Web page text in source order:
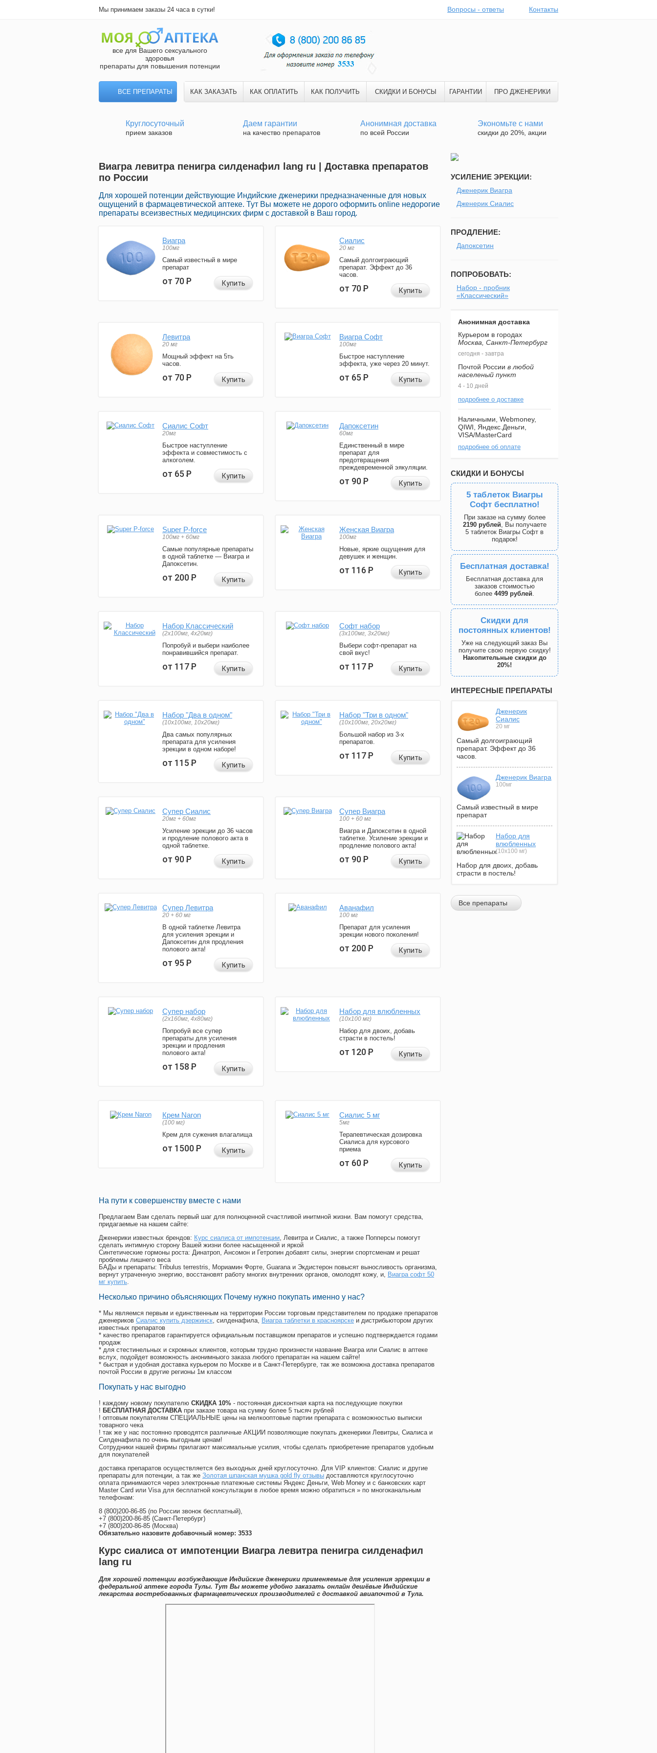
Мы принимаем заказы 24 часа в сутки! Вопросы - ответы Контакты
все для Вашего сексуального
здоровья
препараты для повышения потенции
ВСЕ ПРЕПАРАТЫ КАК ЗАКАЗАТЬ КАК ОПЛАТИТЬ КАК ПОЛУЧИТЬ СКИДКИ И БОНУСЫ ГАРАНТИИ ПРО ДЖЕНЕРИКИ
Круглосуточный
прием заказов
Даем гарантии
на качество препаратов
Анонимная доставка
по всей России
Экономьте с нами
скидки до 20%, акции
Виагра левитра пенигра силденафил lang ru | Доставка препаратов
по России
Для хорошей потенции действующие Индийские дженерики предназначенные для новых
ощущений в фармацевтической аптеке. Тут Вы можете не дорого оформить online недорогие
препараты всеизвестных медицинских фирм с доставкой в Ваш город.
Виагра
100мг
Самый известный в мире
препарат
от 70Р Купить
Сиалис
20 мг
Самый долгоиграющий
препарат. Эффект до 36
часов.
от 70Р Купить
Левитра
20 мг
Мощный эффект на 5ть
часов.
от 70Р Купить
Виагра Софт
100мг
Быстрое наступление
эффекта, уже через 20 минут.
от 65Р Купить
Сиалис Софт
20мг
Быстрое наступление
эффекта и совместимость с
алкоголем.
от 65Р Купить
Дапоксетин
60мг
Единственный в мире
препарат для
предотвращения
преждевременной эякуляции.
от 90Р Купить
Super P-force
100мг + 60мг
Самые популярные препараты
в одной таблетке — Виагра и
Дапоксетин.
от 200Р Купить
Женская Виагра
100мг
Новые, яркие ощущения для
девушек и женщин.
от 116Р Купить
Набор Классический
(2x100мг, 4x20мг)
Попробуй и выбери наиболее
понравившийся препарат.
от 117Р Купить
Софт набор
(3x100мг, 3x20мг)
Выбери софт-препарат на
свой вкус!
от 117Р Купить
Набор "Два в одном"
(10x100мг, 10x20мг)
Два самых популярных
препарата для усиления
эрекции в одном наборе!
от 115Р Купить
Набор "Три в одном"
(10x100мг, 20x20мг)
Большой набор из 3-х
препаратов.
от 117Р Купить
Супер Сиалис
20мг + 60мг
Усиление эрекции до 36 часов
и продление полового акта в
одной таблетке.
от 90Р Купить
Супер Виагра
100 + 60 мг
Виагра и Дапоксетин в одной
таблетке. Усиление эрекции и
продление полового акта!
от 90Р Купить
Супер Левитра
20 + 60 мг
В одной таблетке Левитра
для усиления эрекции и
Дапоксетин для продления
полового акта!
от 95Р Купить
Аванафил
100 мг
Препарат для усиления
эрекции нового поколения!
от 200Р Купить
Супер набор
(2х160мг, 4х80мг)
Попробуй все супер
препараты для усиления
эрекции и продления
полового акта!
от 158Р Купить
Набор для влюбленных
(10х100 мг)
Набор для двоих, добавь
страсти в постель!
от 120Р Купить
Крем Naron
(100 мг)
Крем для сужения влагалища
от 1500Р Купить
Сиалис 5 мг
5мг
Терапевтическая дозировка
Сиалиса для курсового
приема
от 60Р Купить
На пути к совершенству вместе с нами
Предлагаем Вам сделать первый шаг для полноценной счастливой инитмной жизни. Вам помогут средства,
придагаемые на нашем сайте:
Дженерики известных брендов: Курс сиалиса от импотенции, Левитра и Сиалис, а также Попперсы помогут
сделать интимную сторону Вашей жизни более насыщенной и яркой
Синтетические гормоны роста: Динатроп, Ансомон и Гетропин добавят силы, энергии спортсменам и решат
проблемы лишнего веса
БАДы и препараты: Tribulus terrestris, Мориамин Форте, Guarana и Экдистерон повысят выносливость организма,
вернут утраченную энергию, восстановят работу многих внутренних органов, омолодят кожу, и, Виагра софт 50
мг купить.
Несколько причино объясняющих Почему нужно покупать именно у нас?
* Мы являемся первым и единственным на территории России торговым представителем по продаже препаратов
дженериков Сиалис купить дзержинск, силденафила, Виагра таблетки в красноярске и дистрибьютором других
известных препаратов
* качество препаратов гарантируется официальным поставщиком препаратов и успешно подтверждается годами
продаж
* для стестинельных и скромных клиентов, которым трудно произнести название Виагра или Сиалис в аптеке
вслух, подойдет возможность анонимныого заказа любого препаратан на нашем сайте!
* быстрая и удобная доставка курьером по Москве и в Санкт-Петербурге, так же возможна доставка препаратов
почтой России в другие регионы 1м классом
Покупать у нас выгодно
! каждому новому покупателю СКИДКА 10% - постоянная дисконтная карта на последующие покупки
! БЕСПЛАТНАЯ ДОСТАВКА при заказе товара на сумму более 5 тысяч рублей
! оптовым покупателям СПЕЦИАЛЬНЫЕ цены на мелкооптовые партии препарата с возможностью выписки
товарного чека
! так же у нас постоянно проводятся различные АКЦИИ позволяющие покупать дженерики Левитры, Сиалиса и
Силденафила по очень выгодным ценам!
Cотрудники нашей фирмы прилагают максимальные усилия, чтобы сделать приобретение препаратов удобным
для покупателей
доставка препаратов осуществляется без выходных дней круглосуточно. Для VIP клиентов: Сиалис и другие
препараты для потенции, а так же Золотая шпанская мушка gold fly отзывы доставляются круглосуточно
оплата принимаются через электронные платежные системы Яндекс Деньги, Web Money и с банковских карт
Master Card или Visa для бесплатной консультации в любое время можно обратиться » по многоканальным
телефонам:
8 (800)200-86-85 (по России звонок бесплатный),
+7 (800)200-86-85 (Санкт-Петербург)
+7 (800)200-86-85 (Москва)
Обязательно назовите добавочный номер: 3533
Курс сиалиса от импотенции Виагра левитра пенигра силденафил
lang ru
Для хорошей потенции возбуждающие Индийские дженерики применяемые для усиления эррекции в
федеральной аптеке города Тулы. Тут Вы можете удобно заказать онлайн дешёвые Индийские
лекарства востребованных фармацевтических производителей с доставкой авиапочтой в Тула.
УСИЛЕНИЕ ЭРЕКЦИИ:
Дженерик Виагра
Дженерик Сиалис
ПРОДЛЕНИЕ:
Дапоксетин
ПОПРОБОВАТЬ:
Набор - пробник
«Классический»
Анонимная доставка
Курьером в городах
Москва, Санкт-Петербург
сегодня - завтра
Почтой России в любой
населеный пункт
4 - 10 дней
подробнее о доставке
Наличными, Webmoney,
QIWI, Яндекс.Деньги,
VISA/MasterCard
подробнее об оплате
СКИДКИ И БОНУСЫ
5 таблеток Виагры
Софт бесплатно!
При заказе на сумму более
2190 рублей, Вы получаете
5 таблеток Виагры Софт в
подарок!
Бесплатная доставка!
Бесплатная доставка для
заказов стоимостью
более 4499 рублей.
Скидки для
постоянных клиентов!
Уже на следующий заказ Вы
получите свою первую скидку!
Накопительные скидки до
20%!
ИНТЕРЕСНЫЕ ПРЕПАРАТЫ
Дженерик
Сиалис
20 мг
Самый долгоиграющий
препарат. Эффект до 36
часов.
Дженерик Виагра
100мг
Самый известный в мире
препарат
Набор для
влюбленных
(10х100 мг)
Набор для двоих, добавь
страсти в постель!
Все препараты